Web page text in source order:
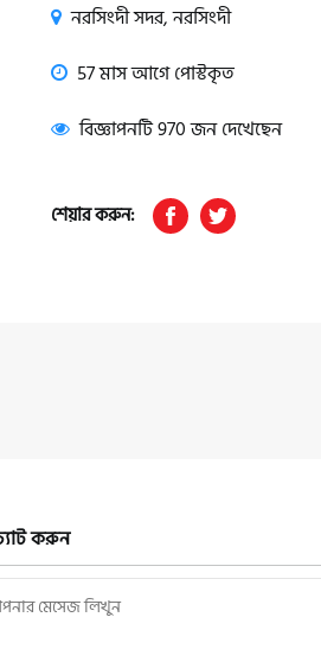
নরসিংদী সদর, নরসিংদী
57 মাস আগে পোস্টকৃত
বিজ্ঞাপনটি 970 জন দেখেছেন
শেয়ার করুন:
করুন